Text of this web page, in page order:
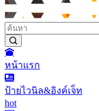
หน้าแรก
ป้ายไวนิล&อิงค์เจ็ท
hot